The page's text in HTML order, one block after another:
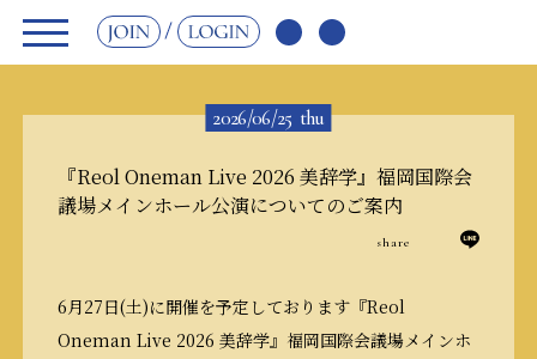
JOIN LOGIN
2026/06/25 thu
『Reol Oneman Live 2026 美辞学』福岡国際会
議場メインホール公演についてのご案内
share
6月27日(土)に開催を予定しております『Reol
Oneman Live 2026 美辞学』福岡国際会議場メインホ